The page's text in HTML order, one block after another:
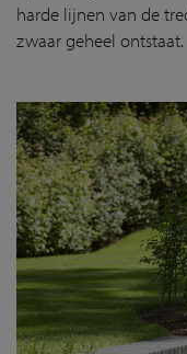
harde lijnen van de
zwaar geheel ontstaat.